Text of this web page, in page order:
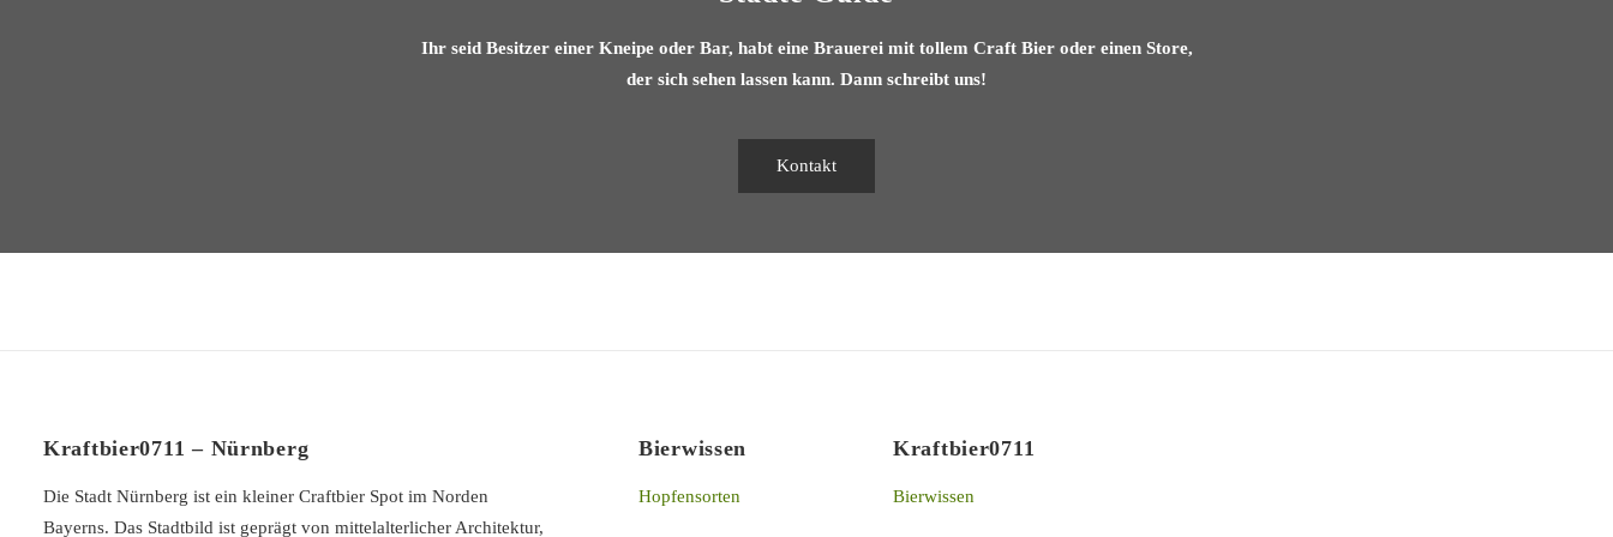
Ihr seid Besitzer einer Kneipe oder Bar, habt eine Brauerei mit tollem Craft Bier oder einen Store,
der sich sehen lassen kann. Dann schreibt uns!
Kontakt
Kraftbier0711 – Nürnberg
Die Stadt Nürnberg ist ein kleiner Craftbier Spot im Norden
Bayerns. Das Stadtbild ist geprägt von mittelalterlicher Architektur,
Bierwissen
Hopfensorten
Kraftbier0711
Bierwissen